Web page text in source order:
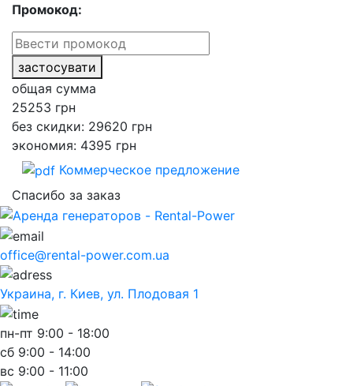
Промокод:
застосувати
общая сумма
25253 грн
без скидки: 29620 грн
экономия: 4395 грн
Коммерческое предложение
Спасибо за заказ
office@rental-power.com.ua
Украина, г. Киев, ул. Плодовая 1
пн-пт 9:00 - 18:00
сб 9:00 - 14:00
вс 9:00 - 11:00